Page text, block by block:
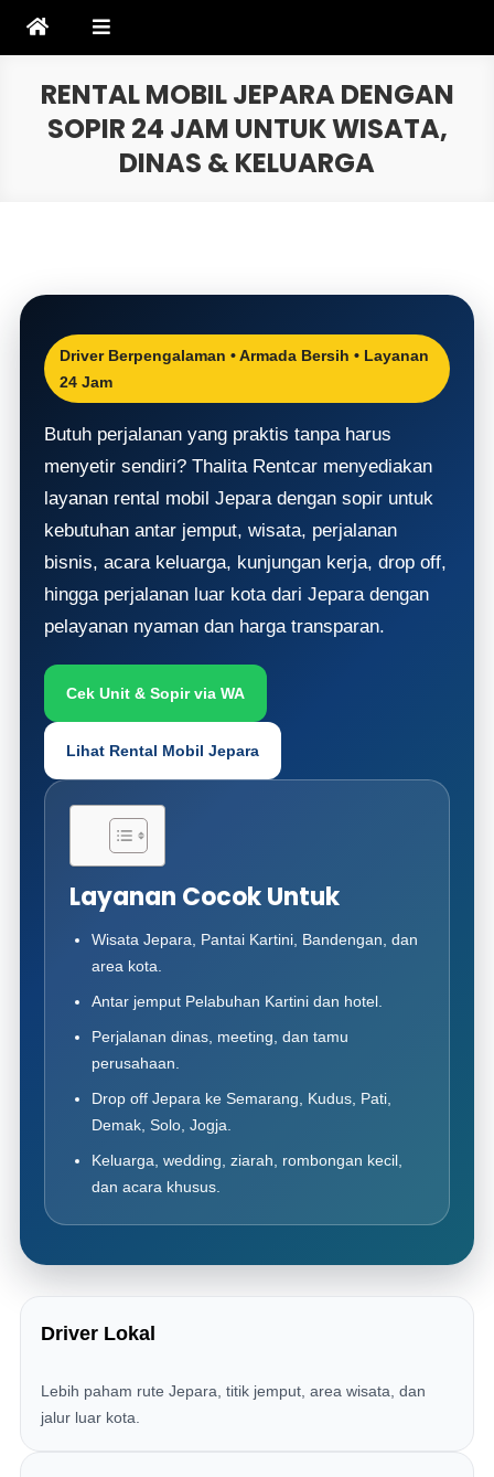
RENTAL MOBIL JEPARA DENGAN
SOPIR 24 JAM UNTUK WISATA,
DINAS & KELUARGA
Driver Berpengalaman • Armada Bersih • Layanan
24 Jam
Butuh perjalanan yang praktis tanpa harus
menyetir sendiri? Thalita Rentcar menyediakan
layanan rental mobil Jepara dengan sopir untuk
kebutuhan antar jemput, wisata, perjalanan
bisnis, acara keluarga, kunjungan kerja, drop off,
hingga perjalanan luar kota dari Jepara dengan
pelayanan nyaman dan harga transparan.
Cek Unit & Sopir via WA
Lihat Rental Mobil Jepara
Layanan Cocok Untuk
Wisata Jepara, Pantai Kartini, Bandengan, dan
area kota.
Antar jemput Pelabuhan Kartini dan hotel.
Perjalanan dinas, meeting, dan tamu
perusahaan.
Drop off Jepara ke Semarang, Kudus, Pati,
Demak, Solo, Jogja.
Keluarga, wedding, ziarah, rombongan kecil,
dan acara khusus.
Driver Lokal
Lebih paham rute Jepara, titik jemput, area wisata, dan
jalur luar kota.